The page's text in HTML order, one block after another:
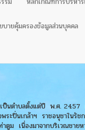
บายคุ้มครองข้อมูลส่วนบุคคล
ป็นตำบลตั้งแต่ปี พ.ศ.
ปิ่นเกล้าฯ ราชอนุชาในรัช
ตูม เนื่องมาจากบริเวณชา